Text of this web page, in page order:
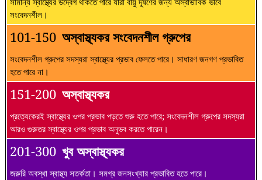
সংবেদনশীল।
101-150 অস্বাস্থ্যকর সংবেদনশীল গ্রুপের
সংবেদনশীল গ্রুপের সদস্যরা স্বাস্থ্যের প্রভাব ফেলতে পারে। সাধারণ জনগণ প্রভাবিত
হতে পারে না।
151-200 অস্বাস্থ্যকর
প্রত্যেকেরই স্বাস্থ্যের ওপর প্রভাব পড়তে শুরু হতে পারে; সংবেদনশীল গ্রুপের সদস্যরা
আরও গুরুতর স্বাস্থ্যের ওপর প্রভাব অনুভব করতে পারেন।
201-300 খুব অস্বাস্থ্যকর
জরুরি অবস্থা স্বাস্থ্য সতর্কতা। সমগ্র জনসংখ্যার প্রভাবিত হতে পারে।